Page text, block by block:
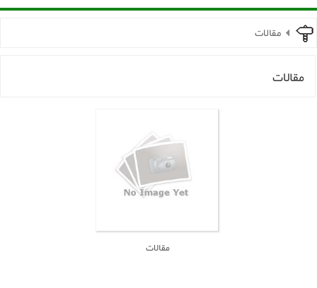
مقالات
مقالات
مقالات